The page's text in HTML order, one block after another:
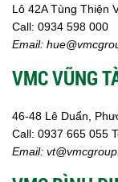
Lô 42A Tùng Thiện
Call: 0934 598 000
Email:
VMC VŨNG
46-48 Lê Duẩn,
Call: 0937 665 055
Email: